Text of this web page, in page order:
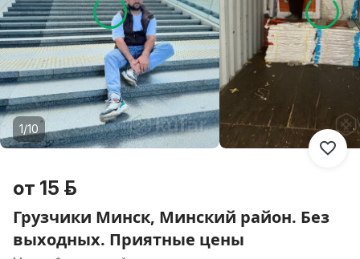
1/10
от 15 р.
Грузчики Минск, Минский район. Без
выходных. Приятные цены